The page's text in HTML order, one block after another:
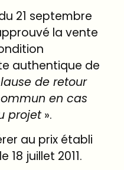
21 septembre
la vente
authentique de
deretour
encas
projet».
au prix établi
18 juillet 2011.